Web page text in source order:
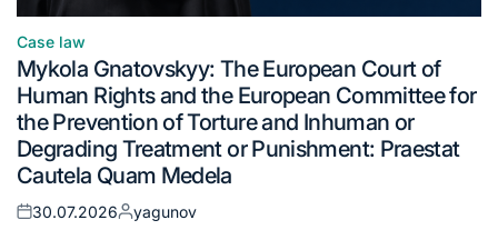
Case law
Mykola Gnatovskyy: The European Court of
Human Rights and the European Committee for
the Prevention of Torture and Inhuman or
Degrading Treatment or Punishment: Praestat
Cautela Quam Medela
30.07.2026 yagunov